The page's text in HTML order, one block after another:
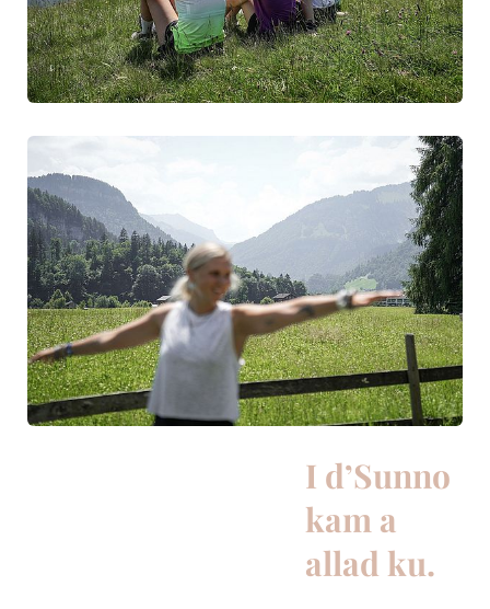
I d’Sunno
kam a
allad ku.